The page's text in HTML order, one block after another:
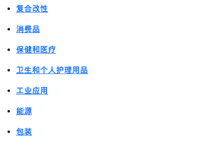
复合改性
消费品
保健和医疗
卫生和个人护理用品
工业应用
能源
包装